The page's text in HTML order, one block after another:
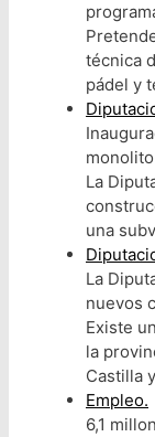
técnica
pádel y
La
una
La
nuevos
Existe
la
Castilla
Empleo.
6,1